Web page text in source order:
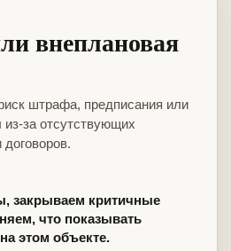
внеплановая
штрафа, предписания или
из-за отсутствующих
закрываем критичные
что показывать
этом объекте.